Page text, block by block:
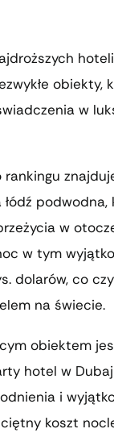
obiekty,
w
łódź
w
w tym
dolarów, co
na świecie.
obiektem
hotel w
i
koszt